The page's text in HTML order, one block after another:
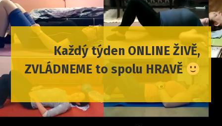
Každý týden ONLINE ŽIVĚ,
ZVLÁDNEME to spolu HRAVĚ